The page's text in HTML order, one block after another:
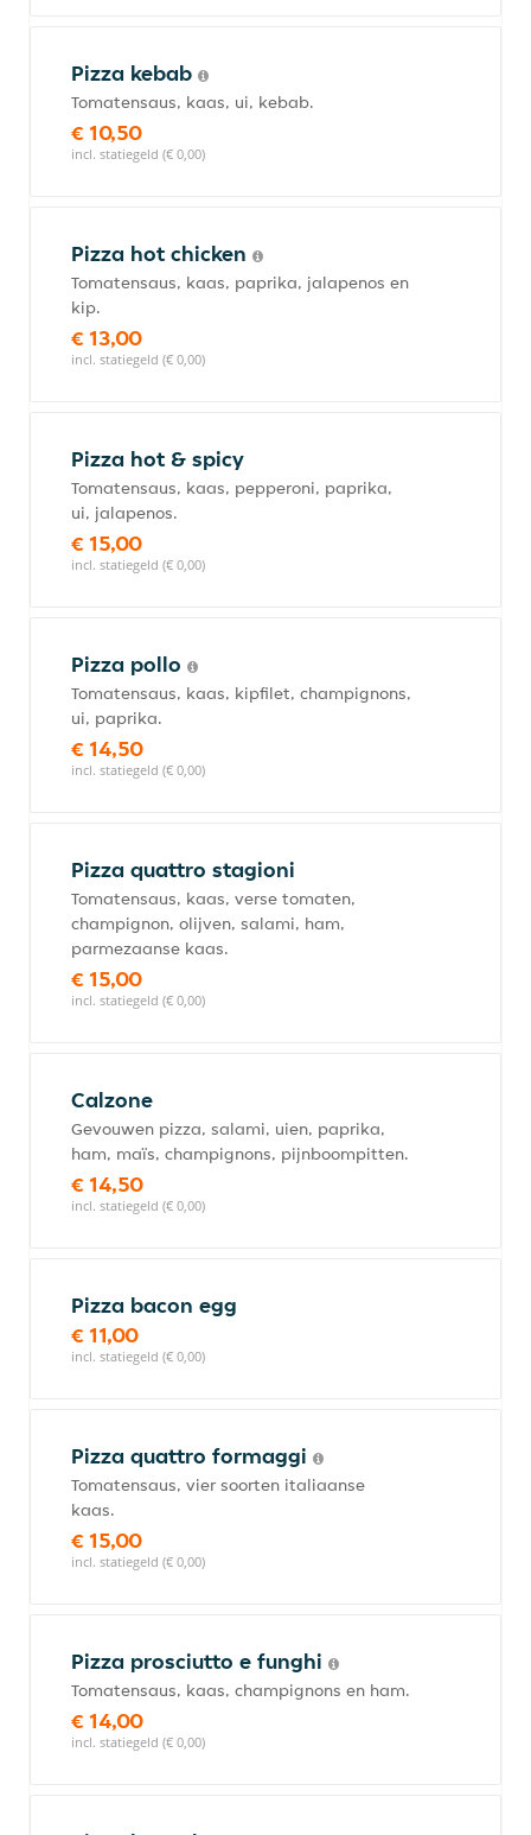
Pizza kebab
Tomatensaus, kaas, ui, kebab.
€ 10,50
incl. statiegeld (€ 0,00)
Pizza hot chicken
Tomatensaus, kaas, paprika, jalapenos en
kip.
€ 13,00
incl. statiegeld (€ 0,00)
Pizza hot & spicy
Tomatensaus, kaas, pepperoni, paprika,
ui, jalapenos.
€ 15,00
incl. statiegeld (€ 0,00)
Pizza pollo
Tomatensaus, kaas, kipfilet, champignons,
ui, paprika.
€ 14,50
incl. statiegeld (€ 0,00)
Pizza quattro stagioni
Tomatensaus, kaas, verse tomaten,
champignon, olijven, salami, ham,
parmezaanse kaas.
€ 15,00
incl. statiegeld (€ 0,00)
Calzone
Gevouwen pizza, salami, uien, paprika,
ham, maïs, champignons, pijnboompitten.
€ 14,50
incl. statiegeld (€ 0,00)
Pizza bacon egg
€ 11,00
incl. statiegeld (€ 0,00)
Pizza quattro formaggi
Tomatensaus, vier soorten italiaanse
kaas.
€ 15,00
incl. statiegeld (€ 0,00)
Pizza prosciutto e funghi
Tomatensaus, kaas, champignons en ham.
€ 14,00
incl. statiegeld (€ 0,00)